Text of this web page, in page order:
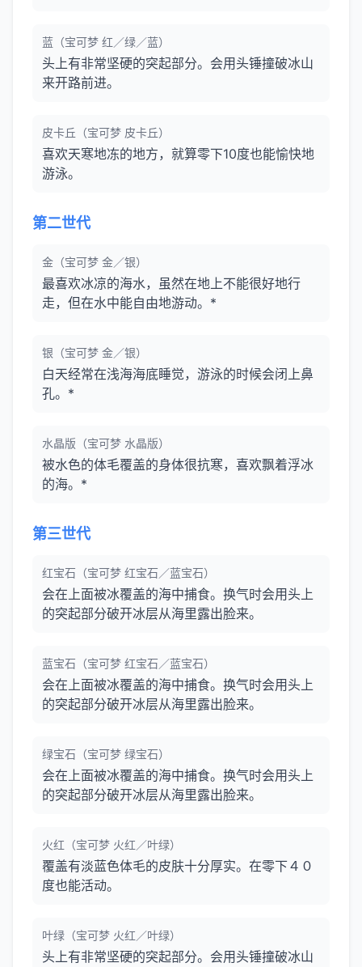
蓝（宝可梦 红／绿／蓝）
头上有非常坚硬的突起部分。会用头锤撞破冰山
来开路前进。
皮卡丘（宝可梦 皮卡丘）
喜欢天寒地冻的地方，就算零下10度也能愉快地
游泳。
第二世代
金（宝可梦 金／银）
最喜欢冰凉的海水，虽然在地上不能很好地行
走，但在水中能自由地游动。*
银（宝可梦 金／银）
白天经常在浅海海底睡觉，游泳的时候会闭上鼻
孔。*
水晶版（宝可梦 水晶版）
被水色的体毛覆盖的身体很抗寒，喜欢飘着浮冰
的海。*
第三世代
红宝石（宝可梦 红宝石／蓝宝石）
会在上面被冰覆盖的海中捕食。换气时会用头上
的突起部分破开冰层从海里露出脸来。
蓝宝石（宝可梦 红宝石／蓝宝石）
会在上面被冰覆盖的海中捕食。换气时会用头上
的突起部分破开冰层从海里露出脸来。
绿宝石（宝可梦 绿宝石）
会在上面被冰覆盖的海中捕食。换气时会用头上
的突起部分破开冰层从海里露出脸来。
火红（宝可梦 火红／叶绿）
覆盖有淡蓝色体毛的皮肤十分厚实。在零下４０
度也能活动。
叶绿（宝可梦 火红／叶绿）
头上有非常坚硬的突起部分。会用头锤撞破冰山